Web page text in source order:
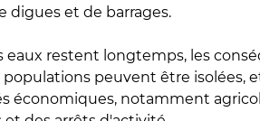
digues et de barrages.
eaux restent longtemps, les
populations peuvent être isolées,
économiques, notamment